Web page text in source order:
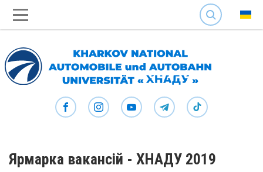
SEARCH
Ярмарка вакансій - ХНАДУ 2019